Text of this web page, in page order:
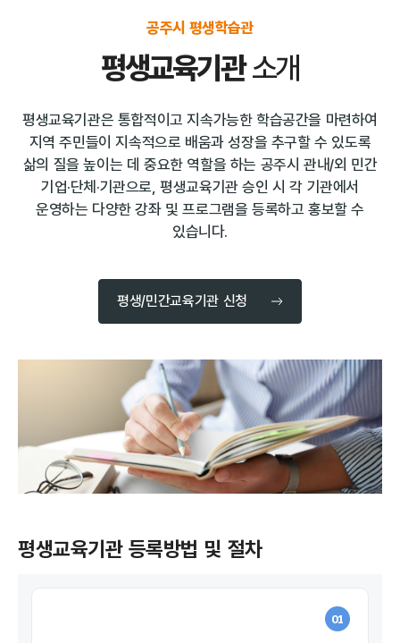
공주시 평생학습관
평생교육기관소개
평생교육기관은 통합적이고 지속가능한 학습공간을 마련하여
지역 주민들이 지속적으로 배움과 성장을 추구할 수 있도록
삶의 질을 높이는 데 중요한 역할을 하는 공주시 관내/외 민간
기업·단체·기관으로, 평생교육기관 승인 시 각 기관에서
운영하는 다양한 강좌 및 프로그램을 등록하고 홍보할 수
있습니다.
평생/민간교육기관 신청
평생교육기관 등록방법 및 절차
01